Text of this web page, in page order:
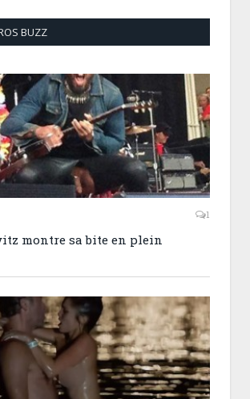
BUZZ
1
montre sa bite en plein